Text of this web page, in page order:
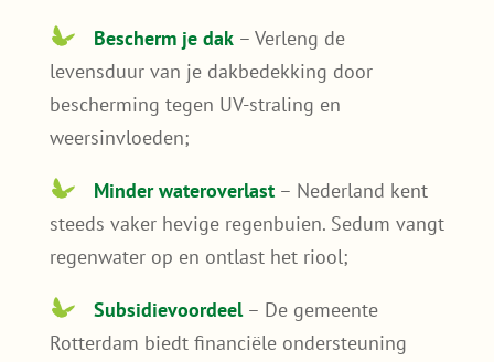
Bescherm je dak– Verleng de
levensduur van je dakbedekking door
bescherming tegen UV-straling en
weersinvloeden;
Minder wateroverlast– Nederland kent
steeds vaker hevige regenbuien. Sedum vangt
regenwater op en ontlast het riool;
Subsidievoordeel– De gemeente
Rotterdam biedt financiële ondersteuning